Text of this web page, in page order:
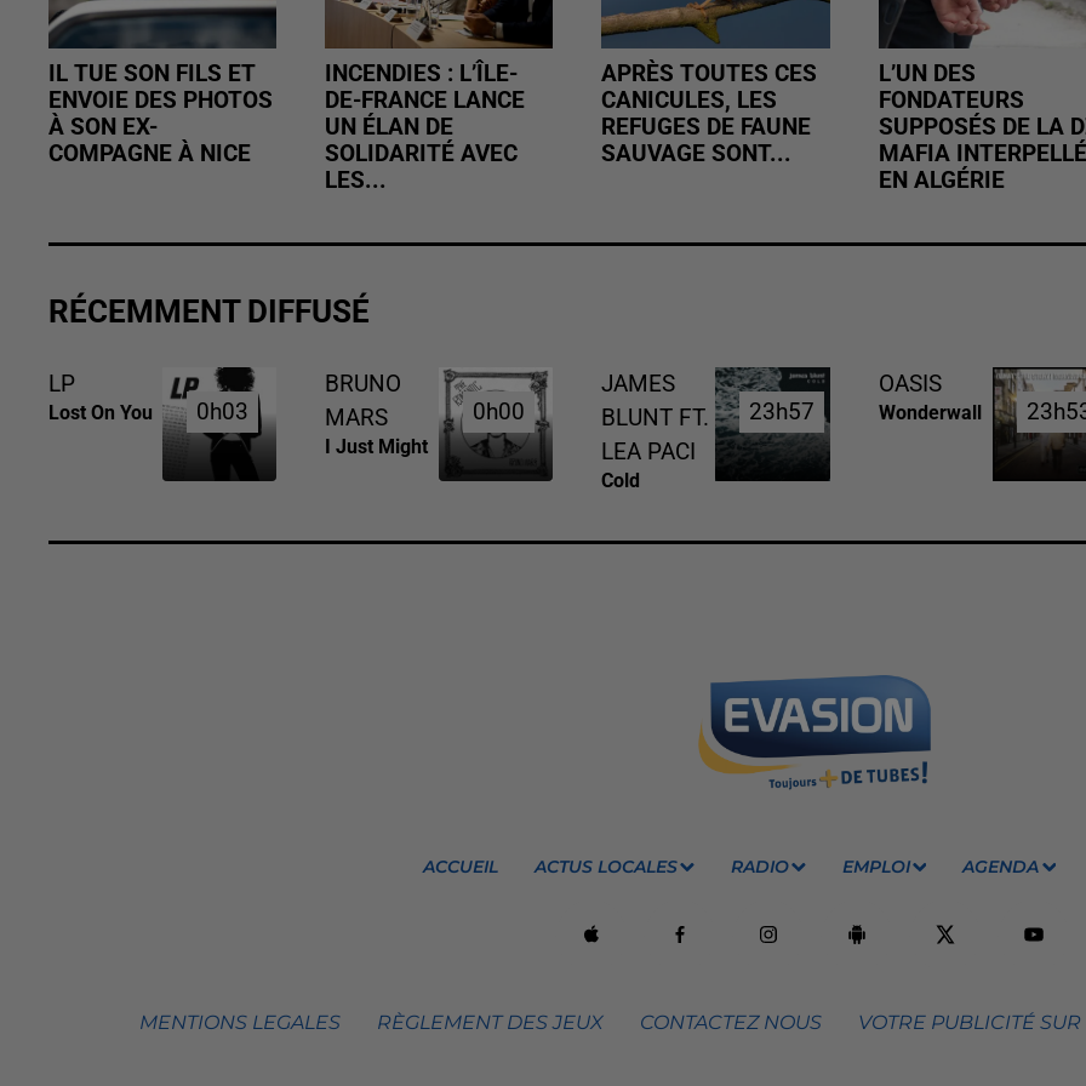
IL TUE SON FILS ET
ENVOIE DES PHOTOS
À SON EX-
COMPAGNE À NICE
INCENDIES : L’ÎLE-
DE-FRANCE LANCE
UN ÉLAN DE
SOLIDARITÉ AVEC
LES...
APRÈS TOUTES CES
CANICULES, LES
REFUGES DE FAUNE
SAUVAGE SONT...
L’UN DES
FONDATEURS
SUPPOSÉS DE LA
MAFIA INTERPELLÉ
EN ALGÉRIE
RÉCEMMENT DIFFUSÉ
LP
Lost On You 0h03
0h03
BRUNO
MARS
I Just Might
0h00
0h00
JAMES
BLUNT FT.
LEA PACI
Cold
23h57
23h57
OASIS
Wonderwall
ACCUEIL ACTUS LOCALES RADIO EMPLOI AGENDA
MENTIONS LEGALES RÈGLEMENT DES JEUX CONTACTEZ NOUS VOTRE PUBLICITÉ